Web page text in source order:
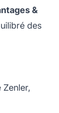
&
des
Zenler,